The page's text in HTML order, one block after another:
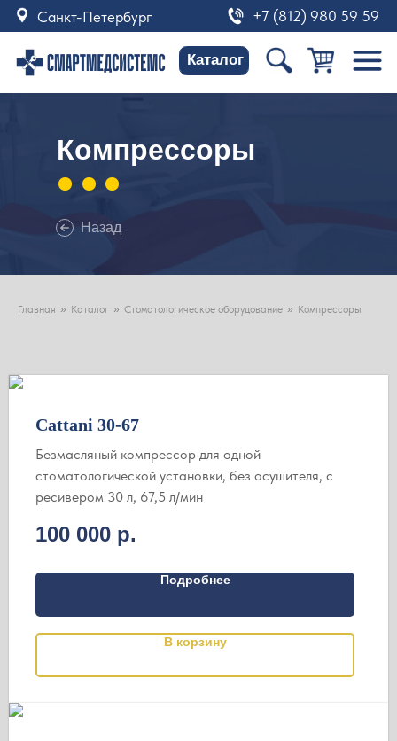
Санкт-Петербург +7 (812) 980 59 59
Компрессоры
Назад
Главная » Каталог » Стоматологическое оборудование » Компрессоры
Cattani 30-67
Безмасляный компрессор для одной
стоматологической установки, без осушителя, с
ресивером 30 л, 67,5 л/мин
100 000 р.
Подробнее
В корзину